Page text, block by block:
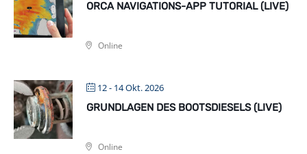
ORCA NAVIGATIONS-APP TUTORIAL (LIVE)
Online
12 - 14 Okt. 2026
GRUNDLAGEN DES BOOTSDIESELS (LIVE)
Online